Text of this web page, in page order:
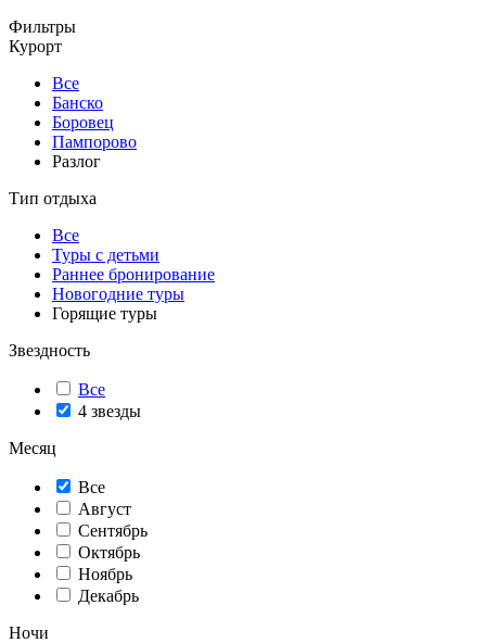
Фильтры
Курорт
Все
Банско
Боровец
Пампорово
Разлог
Тип отдыха
Все
Туры с детьми
Раннее бронирование
Новогодние туры
Горящие туры
Звездность
Все
4 звезды
Месяц
Все
Август
Сентябрь
Октябрь
Ноябрь
Декабрь
Ночи